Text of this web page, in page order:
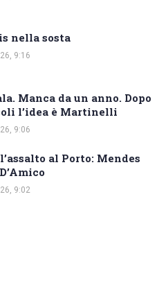
nella sosta
9:16
Manca da un anno. Dopo
l’idea è Martinelli
9:06
al Porto: Mendes
9:02